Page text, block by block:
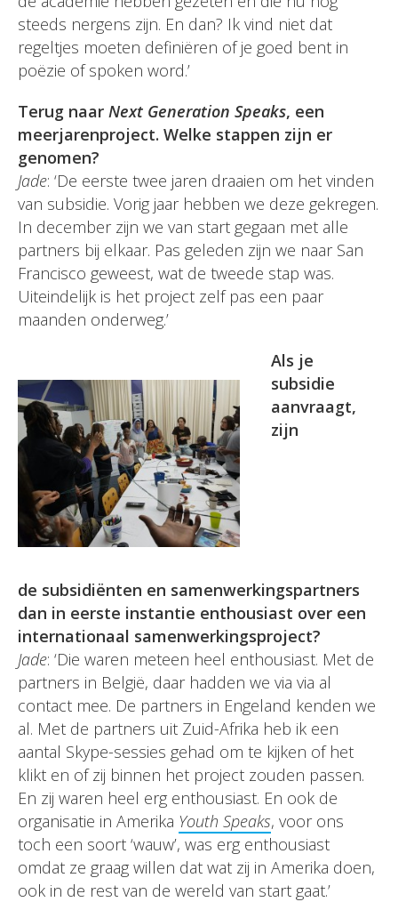
steeds nergens zijn. En dan? Ik vind niet dat
regeltjes moeten definiëren of je goed bent in
poëzie of spoken word.’
Terug naar Next Generation Speaks, een
meerjarenproject. Welke stappen zijn er
genomen?
Jade: ‘De eerste twee jaren draaien om het vinden
van subsidie. Vorig jaar hebben we deze gekregen.
In december zijn we van start gegaan met alle
partners bij elkaar. Pas geleden zijn we naar San
Francisco geweest, wat de tweede stap was.
Uiteindelijk is het project zelf pas een paar
maanden onderweg.’
Als je
subsidie
aanvraagt,
zijn
de subsidiënten en samenwerkingspartners
dan in eerste instantie enthousiast over een
internationaal samenwerkingsproject?
Jade: ‘Die waren meteen heel enthousiast. Met de
partners in België, daar hadden we via via al
contact mee. De partners in Engeland kenden we
al. Met de partners uit Zuid-Afrika heb ik een
aantal Skype-sessies gehad om te kijken of het
klikt en of zij binnen het project zouden passen.
En zij waren heel erg enthousiast. En ook de
organisatie in Amerika Youth Speaks, voor ons
toch een soort ‘wauw’, was erg enthousiast
omdat ze graag willen dat wat zij in Amerika doen,
ook in de rest van de wereld van start gaat.’